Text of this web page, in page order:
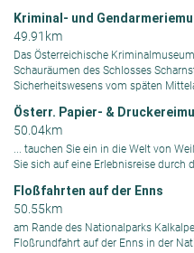
Kriminal- und
49.91km
Das Österreichische
Schauräumen des Schlosses
Sicherheitswesens vom späten
Österr. Papier- &
50.04km
... tauchen Sie ein in die Welt von
Sie sich auf eine Erlebnisreise durch
Floßfahrten auf der Enns
50.55km
am Rande des Nationalparks
Floßrundfahrt auf der Enns in der